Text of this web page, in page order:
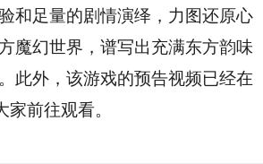
和足量的剧情演绎，力图还原心
魔幻世界，谱写出充满东方韵味
此外，该游戏的预告视频已经在
前往观看。